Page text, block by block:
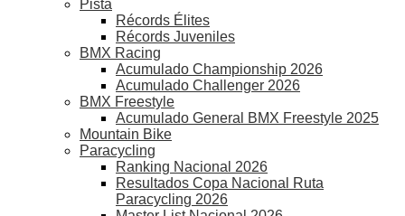
Pista
Récords Élites
Récords Juveniles
BMX Racing
Acumulado Championship 2026
Acumulado Challenger 2026
BMX Freestyle
Acumulado General BMX Freestyle 2025
Mountain Bike
Paracycling
Ranking Nacional 2026
Resultados Copa Nacional Ruta
Paracycling 2026